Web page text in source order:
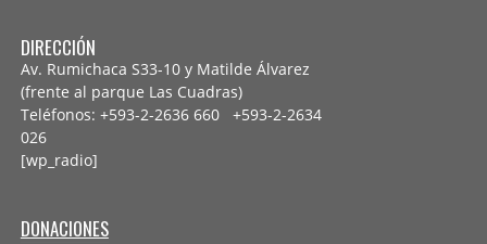
DIRECCIÓN
Av. Rumichaca S33-10 y Matilde Álvarez
(frente al parque Las Cuadras)
Teléfonos: +593-2-2636 660 +593-2-2634
026
[wp_radio]
DONACIONES